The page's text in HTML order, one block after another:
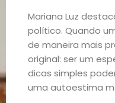
Início
Mariana Luz
político. Quando
de maneira mais
original: ser um
dicas simples
uma autoestima